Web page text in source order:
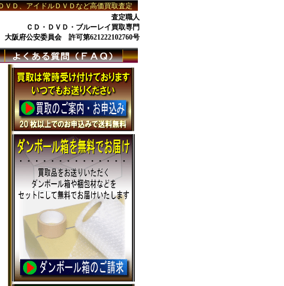
ＶＤ、アイドルＤＶＤなど高価買取査定
査定職人
ＣＤ ・ ＤＶＤ ・ ブルーレイ買取専門
大阪府公安委員会 許可第621222102760号